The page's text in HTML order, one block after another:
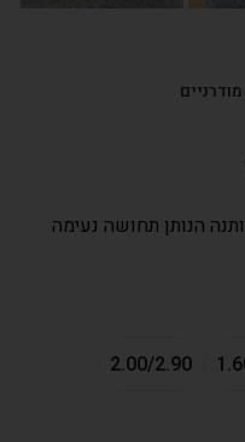
הנותן תחושה נעימה
2.00/2.90